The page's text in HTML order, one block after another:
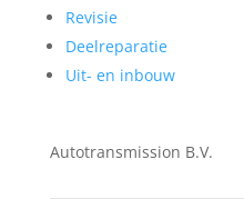
Revisie
Deelreparatie
Uit- en inbouw
Autotransmission B.V.